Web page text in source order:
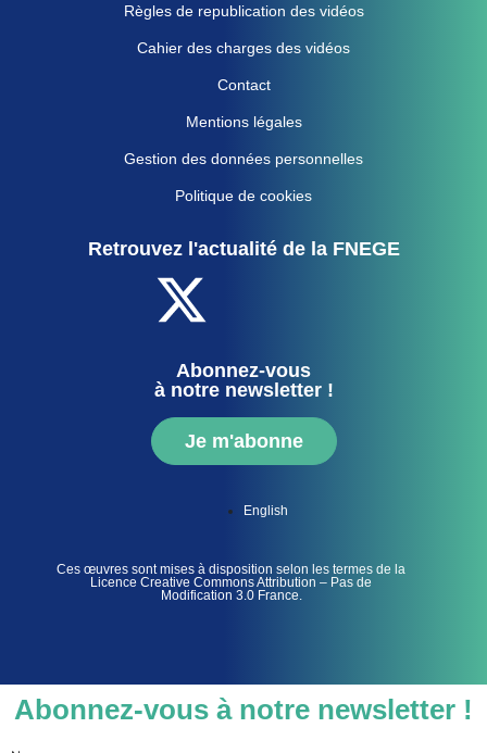
Règles de republication des vidéos
Cahier des charges des vidéos
Contact
Mentions légales
Gestion des données personnelles
Politique de cookies
Retrouvez l'actualité de la FNEGE
Abonnez-vous
à notre newsletter !
Je m'abonne
English
Ces œuvres sont mises à disposition selon les termes de la
Licence Creative Commons Attribution – Pas de
Modification 3.0 France.
Abonnez-vous à notre newsletter !